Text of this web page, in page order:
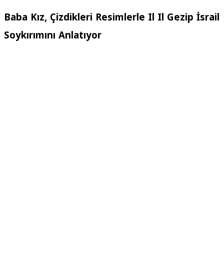
Baba Kız, Çizdikleri Resimlerle Il Il Gezip İsrail
Soykırımını Anlatıyor